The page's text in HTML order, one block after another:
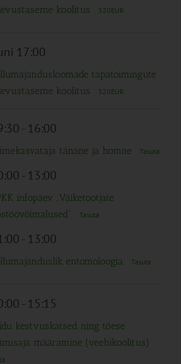
koolitus
320EUR
17:00
tapatoimingute
koolitus
320EUR
- 16:00
tänane ja homne Tasuta
- 13:00
infopäev „Väiketootjate
Tasuta
- 13:00
entomoloogia Tasuta
- 15:15
kestvuskatsed ning tõese
määramine (veebikoolitus)